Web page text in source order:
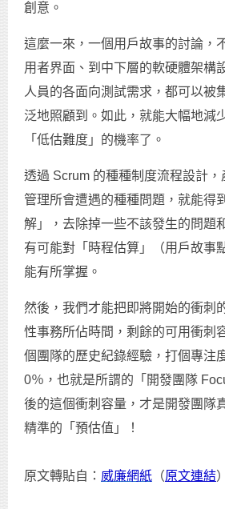
創意。
這麼一來，一個用戶故事的討論，
用者界面、到中下層的軟硬體架構
人員的各面向測試需求，都可以被
泛地照顧到。如此，就能大幅地減
「低估難度」的機率了。
透過 Scrum 的種種制度流程設計
管理所會遭遇的種種問題，就能得
解」，去除掉一些不該發生的問題
有可能對「時程估算」（用戶故事
能有所掌握。
然後，我們才能把即將開始的衝刺
性事務所佔時間，剩餘的可用衝刺
個團隊的歷史紀錄經驗，打個專注
0％，也就是所謂的「開發團隊
後的這個衝刺容量，才是開發團隊
精準的「預估值」！
原文轉貼自： 威廉網紙 （原文連結）